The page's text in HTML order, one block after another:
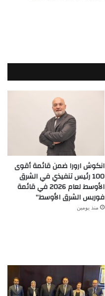
انكوش ارورا ضمن قائمة أقوى
100 رئيس تنفيذي في الشرق
الأوسط لعام 2026 في قائمة
فوربس الشرق الأوسط”
منذ يومين